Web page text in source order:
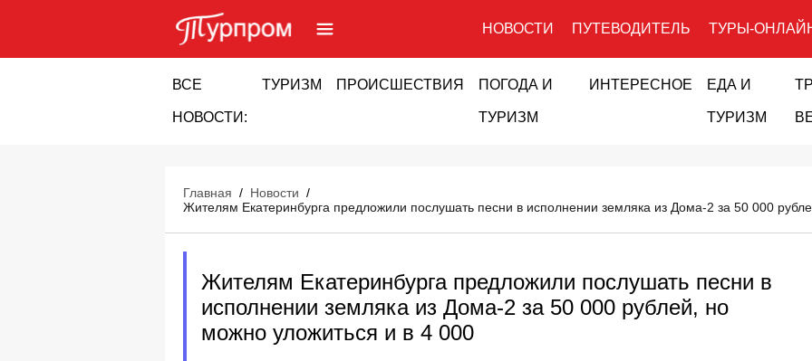
НОВОСТИ ПУТЕВОДИТЕЛЬ ТУРЫ-
ВСЕ
НОВОСТИ:
ТУРИЗМ ПРОИСШЕСТВИЯ ПОГОДА И
ТУРИЗМ
ИНТЕРЕСНОЕ ЕДА И
ТУРИЗМ
Главная / Новости /
Жителям Екатеринбурга предложили послушать песни в исполнении земляка из Дома-2 за 50 000
Жителям Екатеринбурга предложили послушать песни в
исполнении земляка из Дома-2 за 50 000 рублей, но
можно уложиться и в 4 000